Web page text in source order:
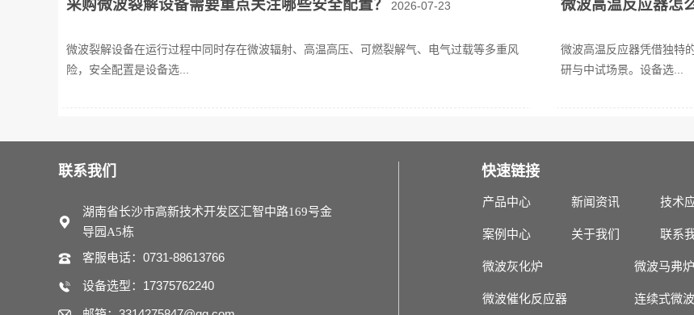
采购微波裂解设备需要重点关注哪些安全配置？
微波裂解设备在运行过程中同时存在微波辐射、高温高压、可燃裂解气、电气过载等多重风
险，安全配置是设备选...
2026-07-23 微波高温反应器怎
微波高温反应器凭借独特
研与中试场景。设备选...
联系我们
湖南省长沙市高新技术开发区汇智中路169号金
导园A5栋
客服电话：0731-88613766
设备选型：17375762240
快速链接
产品中心 新闻资讯 技术
案例中心 关于我们 联系
微波灰化炉 微波马弗炉
微波催化反应器 连续式微